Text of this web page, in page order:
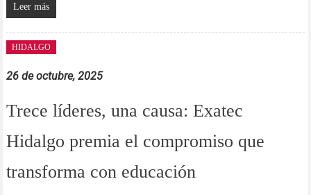
Leer más
HIDALGO
26 de octubre, 2025
Trece líderes, una causa: Exatec
Hidalgo premia el compromiso que
transforma con educación